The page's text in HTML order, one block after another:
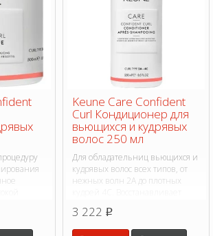
волос
Keune Care Confident
Curl Кондиционер для
вьющихся и кудрявых
волос 250 мл
Для обладательниц вьющихся и
кудрявых волос всех типов, от
нежных волн 2A до плотных
гибкость.
3 222 p